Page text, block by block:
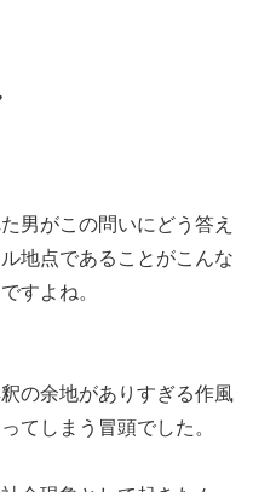
男がこの問いにどう答え
地点であることがこんな
すよね。
の余地がありすぎる作風
てしまう冒頭でした。